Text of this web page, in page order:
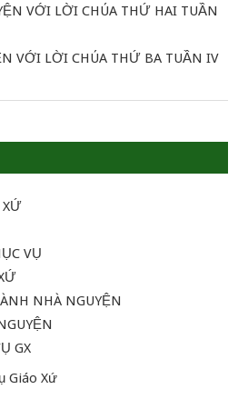
XỨ
VỤ
NHÀ NGUYỆN
GX
Giáo Xứ
VỚI LỜI CHÚA THỨ HAI TUẦN
VỚI LỜI CHÚA THỨ BA TUẦN IV